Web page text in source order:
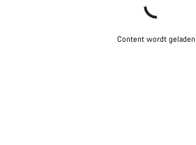
Content wordt geladen